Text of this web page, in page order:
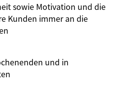
sowie Motivation und die
Kunden immer an die
und in